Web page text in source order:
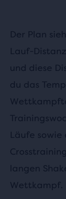
Der Plan
Lauf-
und diese
du das
Läufe sowie
langen
Wettkampf.